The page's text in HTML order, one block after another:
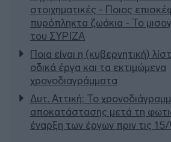
στοιχηματικές - Ποιος
πυρόπληκτα ζωάκια - Το
του ΣΥΡΙΖΑ
Ποια είναι η (κυβερνητική)
οδικά έργα και τα εκτιμώμενα
χρονοδιαγράμματα
Δυτ. Αττική: Το
αποκατάστασης μετά τη
έναρξη των έργων πριν τις